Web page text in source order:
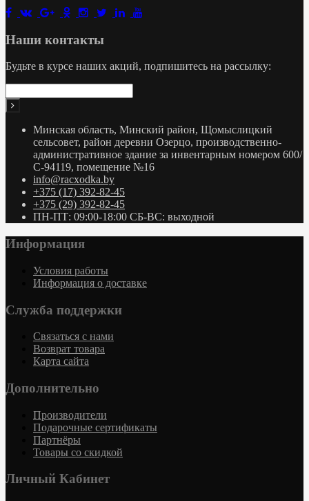
Наши контакты
Будьте в курсе наших акций, подпишитесь на рассылку:
Минская область, Минский район, Щомыслицкий
сельсовет, район деревни Озерцо, производственно-
административное здание за инвентарным номером 600/
С-94119, помещение №16
info@racxodka.by
+375 (17) 392-82-45
+375 (29) 392-82-45
ПН-ПТ: 09:00-18:00 СБ-ВС: выходной
Информация
Условия работы
Информация о доставке
Служба поддержки
Связаться с нами
Возврат товара
Карта сайта
Дополнительно
Производители
Подарочные сертификаты
Партнёры
Товары со скидкой
Личный Кабинет